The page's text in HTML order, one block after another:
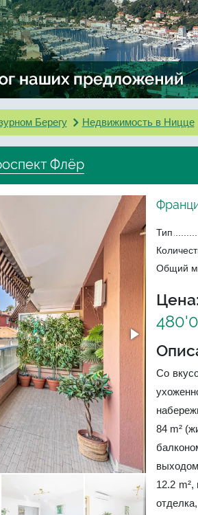
Берегу Недвижимость в Ницце
Флёр
Тип
Общий
Цена:
Со
84 m²
12.2